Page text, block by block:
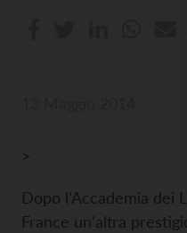
>
Dopo l’Accademia dei
France un’altra